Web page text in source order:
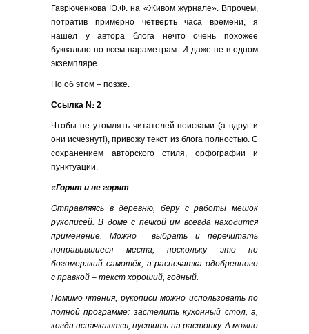
Гаврюченкова Ю.Ф. на «Живом журнале». Впрочем,
потратив примерно четверть часа времени, я
нашел у автора блога нечто очень похожее
буквально по всем параметрам. И даже не в одном
экземпляре.
Но об этом – позже.
Ссылка № 2
Чтобы не утомлять читателей поисками (а вдруг и
они исчезнут!), привожу текст из блога полностью. С
сохранением авторского стиля, орфографии и
пунктуации.
«Горят и не горят
Отправляясь в деревню, беру с работы мешок
рукописей. В доме с печкой им всегда находится
применение. Можно выбрать и перечитать
понравившиеся места, поскольку это не
богомерзкий самотёк, а распечатка одобренного
с правкой – текст хороший, годный.
Помимо чтения, рукописи можно использовать по
полной программе: застелить кухонный стол, а,
когда испачкаются, пустить на растопку. А можно